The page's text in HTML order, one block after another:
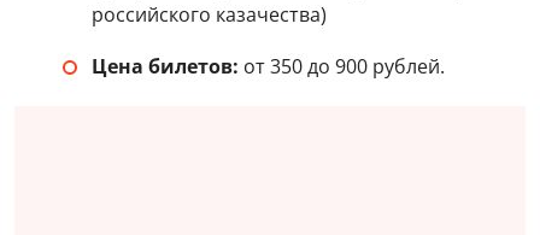
российского казачества)
Цена билетов: от 350 до 900 рублей.